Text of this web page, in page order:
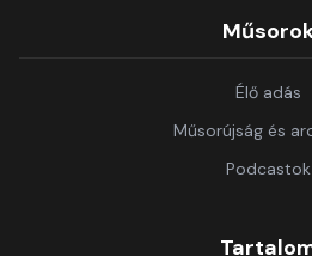
Élő adás
Műsorújság és
Podcastok